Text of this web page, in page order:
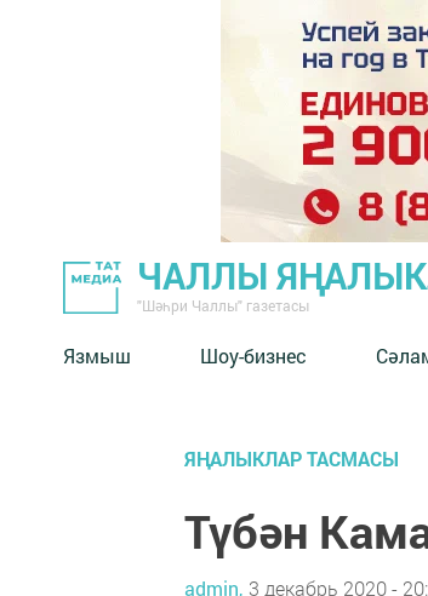
ЧАЛЛЫ
"Шәһри Чаллы" газетасы
Язмыш Шоу-бизнес
ЯҢАЛЫКЛАР ТАСМАСЫ
Түбән
admin, 3 декабрь 2020 -